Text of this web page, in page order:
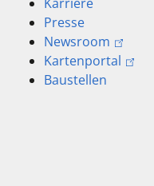
Presse
Newsroom
Kartenportal
Baustellen